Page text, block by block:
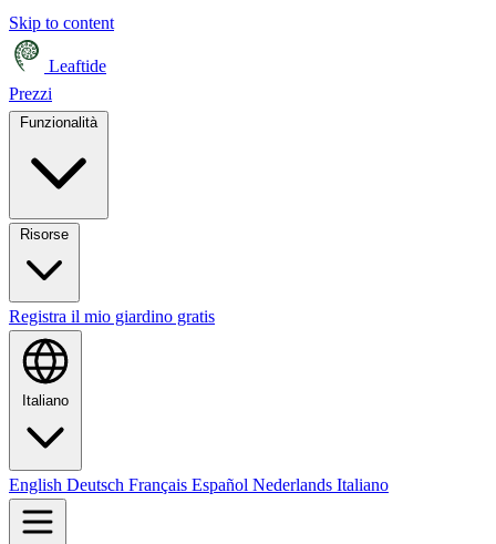
Skip to content
Leaftide
Prezzi
Funzionalità
Registra il mio giardino gratis
Italiano
English Deutsch Français Español Nederlands Italiano